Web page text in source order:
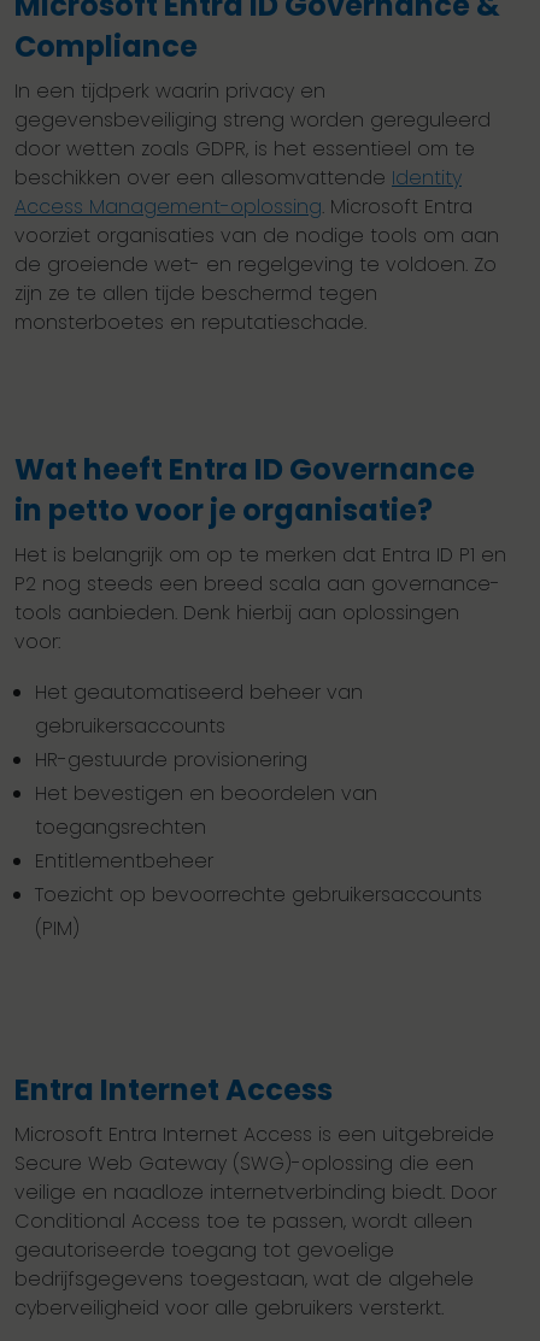
Compliance
In een tijdperk waarin privacy en
gegevensbeveiliging streng worden gereguleerd
door wetten zoals GDPR, is het essentieel om te
beschikken over een allesomvattende Identity
Access Management-oplossing. Microsoft Entra
voorziet organisaties van de nodige tools om aan
de groeiende wet- en regelgeving te voldoen. Zo
zijn ze te allen tijde beschermd tegen
monsterboetes en reputatieschade.
Wat heeft Entra ID Governance
in petto voor je organisatie?
Het is belangrijk om op te merken dat Entra ID P1 en
P2 nog steeds een breed scala aan governance-
tools aanbieden. Denk hierbij aan oplossingen
voor:
Het geautomatiseerd beheer van
gebruikersaccounts
HR-gestuurde provisionering
Het bevestigen en beoordelen van
toegangsrechten
Entitlementbeheer
Toezicht op bevoorrechte gebruikersaccounts
(PIM)
Entra Internet Access
Microsoft Entra Internet Access is een uitgebreide
Secure Web Gateway (SWG)-oplossing die een
veilige en naadloze internetverbinding biedt. Door
Conditional Access toe te passen, wordt alleen
geautoriseerde toegang tot gevoelige
bedrijfsgegevens toegestaan, wat de algehele
cyberveiligheid voor alle gebruikers versterkt.